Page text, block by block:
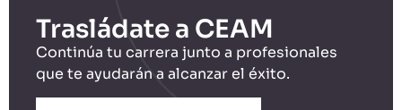
Trasládate a CEAM
Continúa tu carrera junto a profesionales
que te ayudarán a alcanzar el éxito.